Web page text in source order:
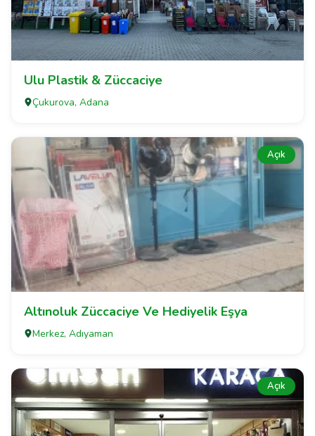
Ulu Plastik & Züccaciye
Çukurova, Adana
Açık
Altınoluk Züccaciye Ve Hediyelik Eşya
Merkez, Adıyaman
Açık